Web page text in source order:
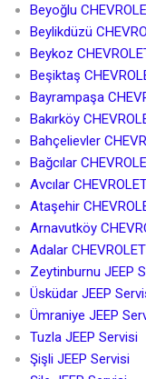
Beyoğlu
Beylikdüzü
Beykoz
Beşiktaş
Bayrampaşa
Bakırköy
Bahçelievler
Bağcılar
Avcılar
Ataşehir
Arnavutköy
Adalar
Zeytinburnu JEEP
Üsküdar JEEP
Ümraniye JEEP
Tuzla JEEP Servisi
Şişli JEEP Servisi